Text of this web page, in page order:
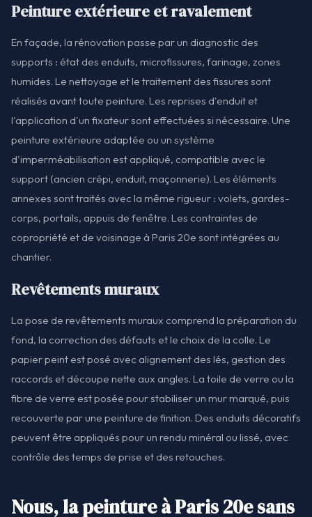
Peinture extérieure et ravalement
En façade, la rénovation passe par un diagnostic des
supports : état des enduits, microfissures, farinage, zones
humides. Le nettoyage et le traitement des fissures sont
réalisés avant toute peinture. Les reprises d'enduit et
l'application d'un fixateur sont effectuées si nécessaire. Une
peinture extérieure adaptée ou un système
d'imperméabilisation est appliqué, compatible avec le
support (ancien crépi, enduit, maçonnerie). Les éléments
annexes sont traités avec la même rigueur : volets, gardes-
corps, portails, appuis de fenêtre. Les contraintes de
copropriété et de voisinage à Paris 20e sont intégrées au
chantier.
Revêtements muraux
La pose de revêtements muraux comprend la préparation du
fond, la correction des défauts et le choix de la colle. Le
papier peint est posé avec alignement des lés, gestion des
raccords et découpe nette aux angles. La toile de verre ou la
fibre de verre est posée pour stabiliser un mur marqué, puis
recouverte par une peinture de finition. Des enduits décoratifs
peuvent être appliqués pour un rendu minéral ou lissé, avec
contrôle des temps de prise et des retouches.
Nous, la peinture à Paris 20e sans